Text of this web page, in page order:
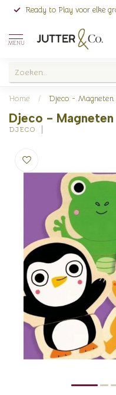
Ready to Play voor elke
MENU
Home / Djeco - Magneten
Djeco -
DJECO